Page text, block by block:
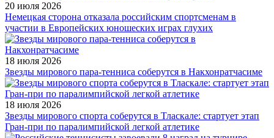
20 июля 2026
Немецкая сторона отказала российским спортсменам в
участии в Европейских юношеских играх глухих
18 июля 2026
Звезды мирового пара-тенниса соберутся в Накхонратчасиме
18 июля 2026
Звезды мирового спорта соберутся в Тласкале: стартует этап
Гран-при по паралимпийской легкой атлетике